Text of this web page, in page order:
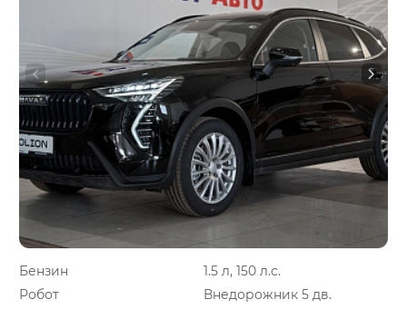
Бензин
1.5 л, 150 л.с.
Робот
Внедорожник 5 дв.